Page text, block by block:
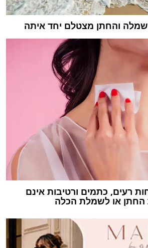
והחתן מצטלם יחד איתה
רעים, כתמים ורטיבות אינם
החתן או לשמלת הכלה